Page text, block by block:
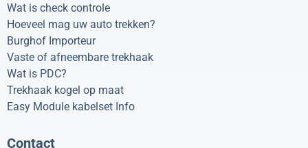
Wat is check controle
Hoeveel mag uw auto trekken?
Burghof Importeur
Vaste of afneembare trekhaak
Wat is PDC?
Trekhaak kogel op maat
Easy Module kabelset Info
Contact